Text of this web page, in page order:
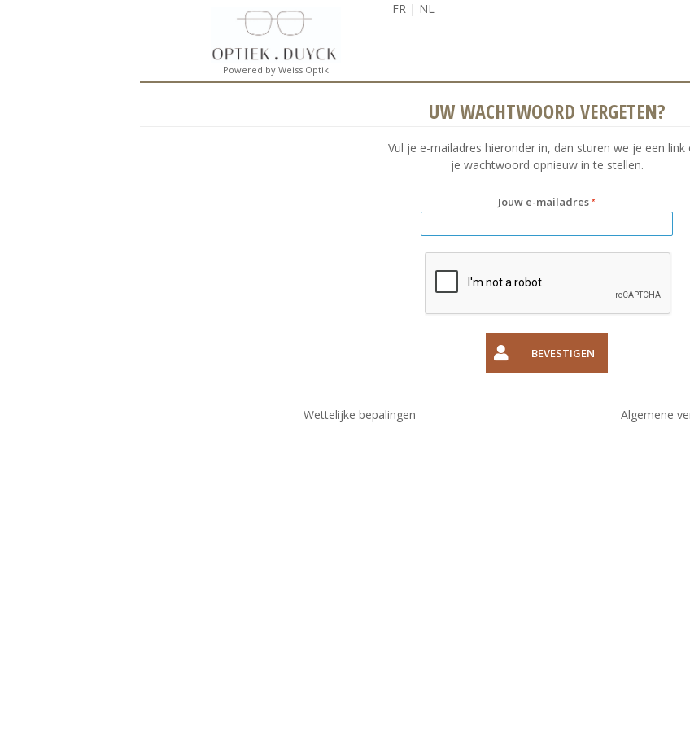
Powered by Weiss Optik
FR | NL
UW WACHTWOORD VERGETEN?
Vul je e-mailadres hieronder in, dan sturen we je een link
je wachtwoord opnieuw in te stellen.
Jouw e-mailadres
BEVESTIGEN
Wettelijke bepalingen Algemene